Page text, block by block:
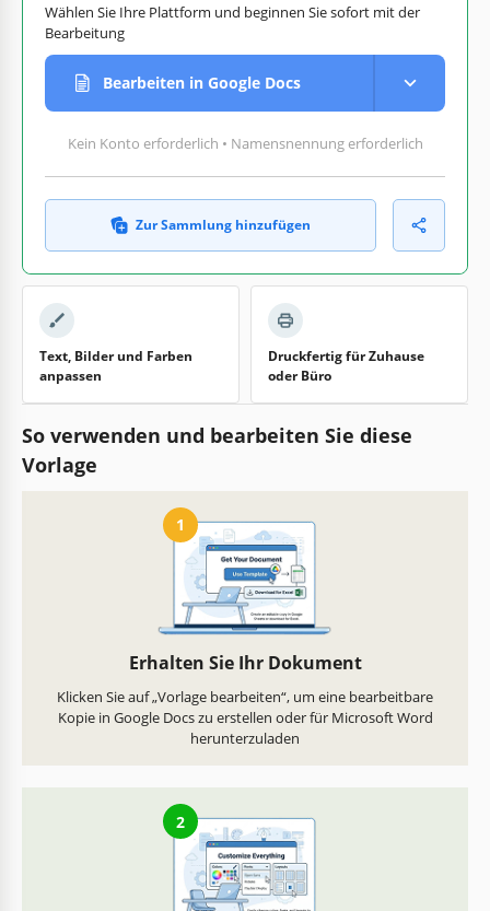
Wählen Sie Ihre Plattform und beginnen Sie sofort mit der
Bearbeitung
Bearbeiten in Google Docs
Kein Konto erforderlich • Namensnennung erforderlich
Zur Sammlung hinzufügen
Text, Bilder und Farben
anpassen
Druckfertig für Zuhause
oder Büro
So verwenden und bearbeiten Sie diese
Vorlage
1
Erhalten Sie Ihr Dokument
Klicken Sie auf „Vorlage bearbeiten“, um eine bearbeitbare
Kopie in Google Docs zu erstellen oder für Microsoft Word
herunterzuladen
2